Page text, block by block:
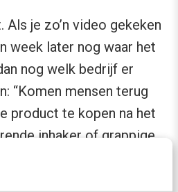
Als je zo’n video gekeken
week later nog waar het
nog welk bedrijf er
“Komen mensen terug
product te kopen na het
inhaker of grappige
Mijn advies: ga niet
wees voorzichtig met de